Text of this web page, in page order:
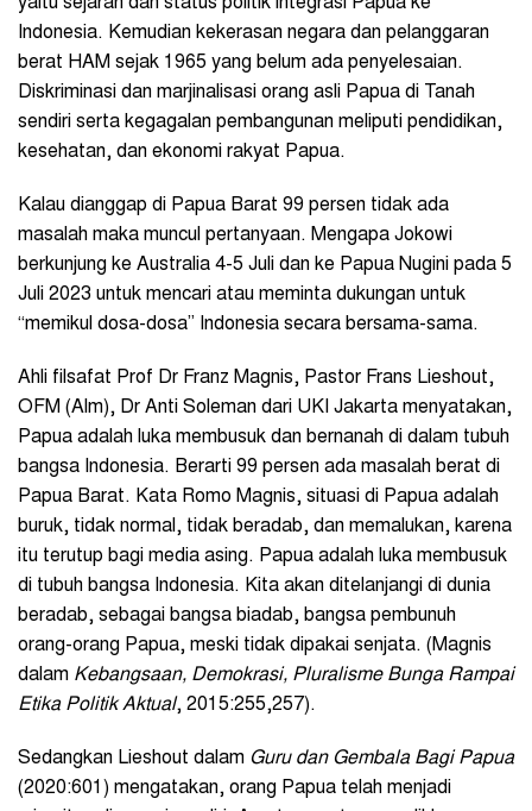
Indonesia. Kemudian kekerasan negara dan pelanggaran
berat HAM sejak 1965 yang belum ada penyelesaian.
Diskriminasi dan marjinalisasi orang asli Papua di Tanah
sendiri serta kegagalan pembangunan meliputi pendidikan,
kesehatan, dan ekonomi rakyat Papua.
Kalau dianggap di Papua Barat 99 persen tidak ada
masalah maka muncul pertanyaan. Mengapa Jokowi
berkunjung ke Australia 4-5 Juli dan ke Papua Nugini pada 5
Juli 2023 untuk mencari atau meminta dukungan untuk
“memikul dosa-dosa” Indonesia secara bersama-sama.
Ahli filsafat Prof Dr Franz Magnis, Pastor Frans Lieshout,
OFM (Alm), Dr Anti Soleman dari UKI Jakarta menyatakan,
Papua adalah luka membusuk dan bernanah di dalam tubuh
bangsa Indonesia. Berarti 99 persen ada masalah berat di
Papua Barat. Kata Romo Magnis, situasi di Papua adalah
buruk, tidak normal, tidak beradab, dan memalukan, karena
itu terutup bagi media asing. Papua adalah luka membusuk
di tubuh bangsa Indonesia. Kita akan ditelanjangi di dunia
beradab, sebagai bangsa biadab, bangsa pembunuh
orang-orang Papua, meski tidak dipakai senjata. (Magnis
dalam Kebangsaan, Demokrasi, Pluralisme Bunga Rampai
Etika Politik Aktual, 2015:255,257).
Sedangkan Lieshout dalam Guru dan Gembala Bagi Papua
(2020:601) mengatakan, orang Papua telah menjadi